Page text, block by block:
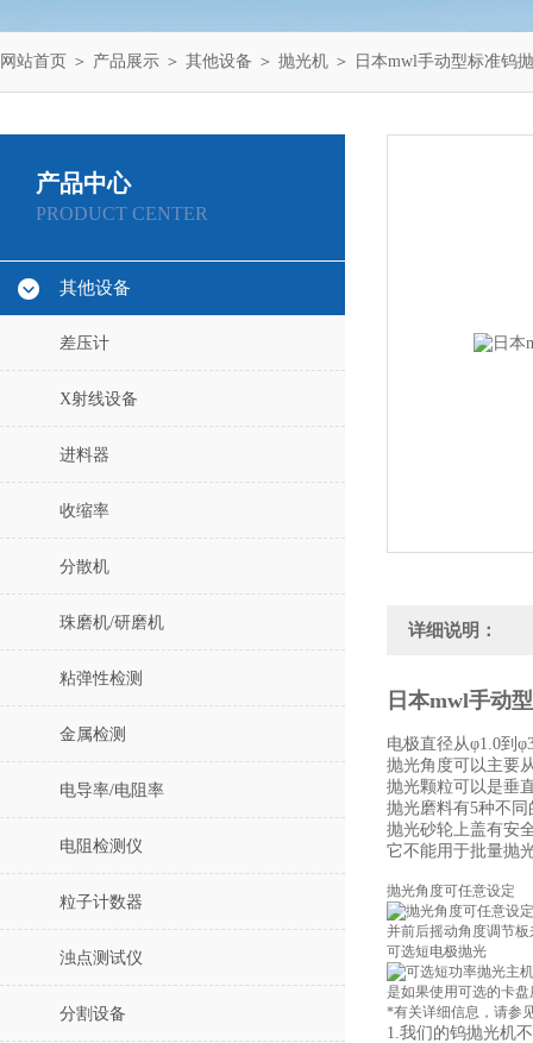
网站首页 ＞ 产品展示 ＞ 其他设备 ＞ 抛光机 ＞ 日本mwl手动型标准钨
产品中心
PRODUCT CENTER
其他设备
差压计
X射线设备
进料器
收缩率
分散机
珠磨机/研磨机
粘弹性检测
金属检测
电导率/电阻率
电阻检测仪
粒子计数器
浊点测试仪
分割设备
详细说明：
日本mwl手动
电极直径从φ1.0到
抛光角度可以主要
抛光颗粒可以是垂
抛光磨料有5种不同
抛光砂轮上盖有安
它不能用于批量抛
抛光角度可任意设定
并前后摇动角度调节
可选短电极抛光
主
是如果使用可选的卡
*有关详细信息，请参
1.我们的钨抛光机